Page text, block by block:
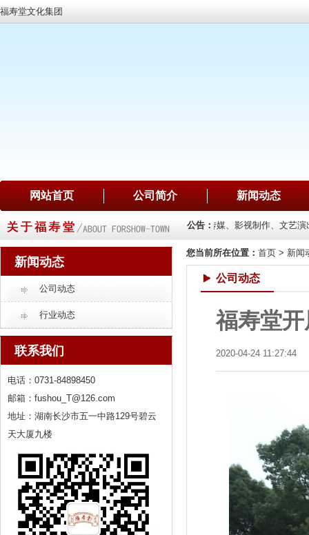
福寿堂文化集团
网站首页 公司简介 新闻动态
公告：
、项目投资 公司主要业务：文化建设、广告传媒、影视制作、文艺演出
新闻动态
公司动态
行业动态
联系我们
电话：0731-84898450
邮箱：fushou_T@126.com
地址：湖南长沙市五一中路129号碧云
天大厦九楼
您当前所在位置： 首页 > 新闻
公司动态
福寿堂
2020-04-24 11:27:44